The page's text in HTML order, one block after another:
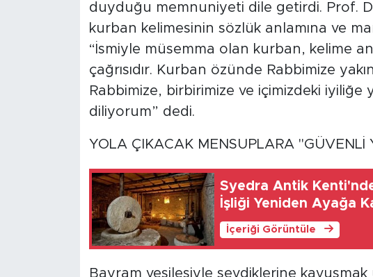
duyduğu memnuniyeti dile getirdi. Prof.
kurban kelimesinin sözlük anlamına ve
“İsmiyle müsemma olan kurban, kelime
çağrısıdır. Kurban özünde Rabbimize
Rabbimize, birbirimize ve içimizdeki iyiliğe
diliyorum” dedi.
YOLA ÇIKACAK MENSUPLARA "GÜVENLİ
Syedra Antik
İşliği Yeniden Ayağa
İçeriği Görüntüle
Bayram vesilesiyle sevdiklerine kavuşmak